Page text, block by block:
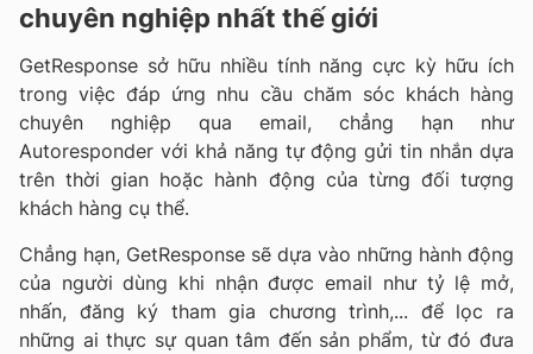
chuyên nghiệp nhất thế giới
GetResponse sở hữu nhiều tính năng cực kỳ hữu ích
trong việc đáp ứng nhu cầu chăm sóc khách hàng
chuyên nghiệp qua email, chẳng hạn như
Autoresponder với khả năng tự động gửi tin nhắn dựa
trên thời gian hoặc hành động của từng đối tượng
khách hàng cụ thể.
Chẳng hạn, GetResponse sẽ dựa vào những hành động
của người dùng khi nhận được email như tỷ lệ mở,
nhấn, đăng ký tham gia chương trình,... để lọc ra
những ai thực sự quan tâm đến sản phẩm, từ đó đưa